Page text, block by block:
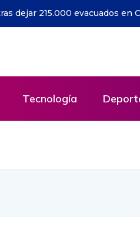
– 19 Dias y 500 Noches
Tecnología